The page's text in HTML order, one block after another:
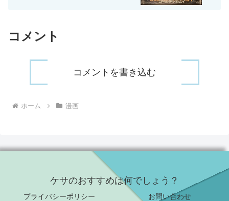
コメント
コメントを書き込む
ホーム 漫画
ケサのおすすめは何でしょう？
プライバシーポリシー
お問い合わせ